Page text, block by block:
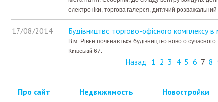
електроніки, торгова галерея, дитячий
17/08/2014 Будівництво торгово-офісного комплексу в
В м. Рівне починається будівництво нового
Київській 67.
Назад 1 2 3 4 5 6 7 8
Про сайт Недвижимость Новостройки